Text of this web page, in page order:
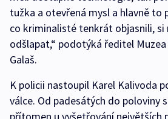
tužka a otevřená mysl a hlavně to
co kriminalisté tenkrát objasnili,
odšlapat,“ podotýká ředitel Muzea
Galaš.
K policii nastoupil Karel Kalivoda
válce. Od padesátých do poloviny